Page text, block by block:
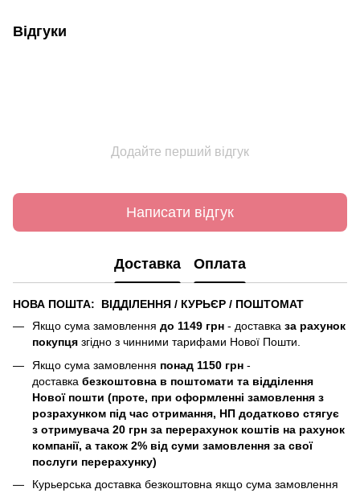
Відгуки
Додайте перший відгук
Написати відгук
Доставка Оплата
НОВА ПОШТА: ВІДДІЛЕННЯ / КУРЬЄР / ПОШТОМАТ
Якщо сума замовлення до 1149 грн - доставка за рахунок
покупця згідно з чинними тарифами Нової Пошти.
Якщо сума замовлення понад 1150 грн -
доставка безкоштовна в поштомати та відділення
Нової пошти (проте, при оформленні замовлення з
розрахунком під час отримання, НП додатково стягує
з отримувача 20 грн за перерахунок коштів на рахунок
компанії, а також 2% від суми замовлення за свої
послуги перерахунку)
Курьерська доставка безкоштовна якщо сума замовлення